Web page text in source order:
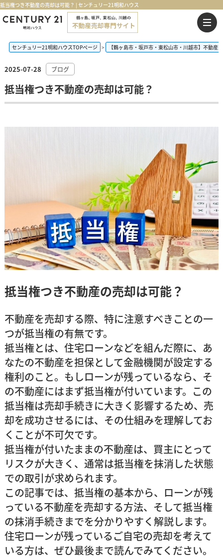
抵当権つき不動産の売却は可能？ | センチュリー21明和ハウス
センチュリー21明和ハウスTOPページ 【鶴ヶ島市・坂戸市・東松山市・川越市】不動産
2025-07-28 ブログ
抵当権つき不動産の売却は可能？
抵当権つき不動産の売却は可能？
不動産を売却する際、特に注意すべきことの一
つが抵当権の有無です。
抵当権とは、住宅ローンなどを組んだ際に、あ
なたの不動産を担保として金融機関が設定する
権利のこと。もしローンが残っているなら、そ
の不動産にはまず抵当権が付いています。この
抵当権は売却手続きに大きく影響するため、売
却を成功させるには、その仕組みを理解してお
くことが不可欠です。
抵当権が付いたままの不動産は、買主にとって
リスクが大きく、通常は抵当権を抹消した状態
での取引が求められます。
この記事では、抵当権の基本から、ローンが残
っている不動産を売却する方法、そして抵当権
の抹消手続きまでを分かりやすく解説します。
住宅ローンが残っているご自宅の売却を考えて
いる方は、ぜひ最後まで読んでみてください。